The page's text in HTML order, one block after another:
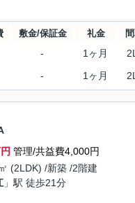
敷金/保証金 礼金
- 1ヶ月
- 1ヶ月
管理/共益費4,000円
(2LDK) /新築 /2階建
」駅 徒歩21分